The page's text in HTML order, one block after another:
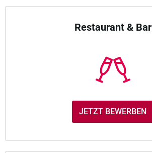
Restaurant & Bar
JETZT BEWERBEN